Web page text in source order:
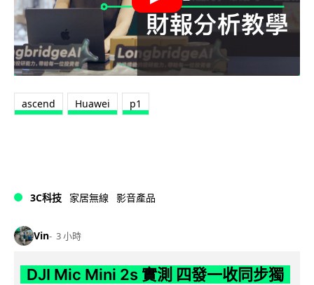
ascend Huawei p1
3C科技 家居無線 影音產品
Vin 3 小時
DJI Mic Mini 2s 實測 四發一收同步獨